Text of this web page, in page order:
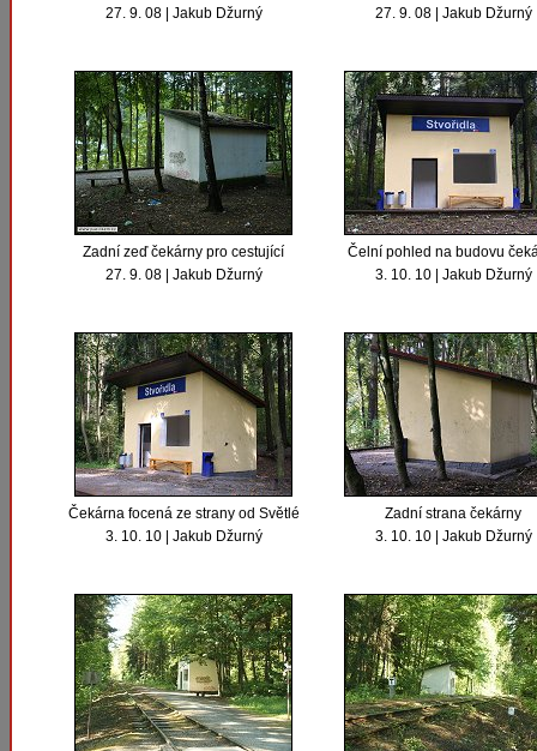
27. 9. 08 | Jakub Džurný
27. 9. 08 | Jakub Džurný
Zadní zeď čekárny pro cestující
27. 9. 08 | Jakub Džurný
Čelní pohled na budovu
3. 10. 10 | Jakub Džurný
Čekárna focená ze strany od Světlé
3. 10. 10 | Jakub Džurný
Zadní strana čekárny
3. 10. 10 | Jakub Džurný